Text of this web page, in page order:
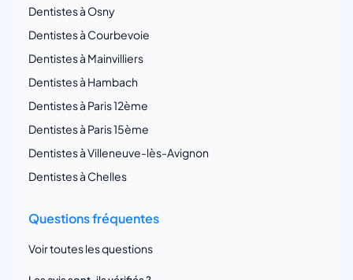
Dentistes à Osny
Dentistes à Courbevoie
Dentistes à Mainvilliers
Dentistes à Hambach
Dentistes à Paris 12ème
Dentistes à Paris 15ème
Dentistes à Villeneuve-lès-Avignon
Dentistes à Chelles
Questions fréquentes
Voir toutes les questions